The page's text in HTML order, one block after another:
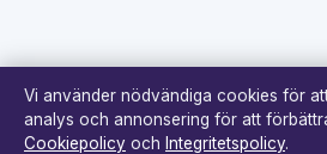
Vi använder nödvändiga cookies för
analys och annonsering för att
Cookiepolicy och Integritetspolicy.